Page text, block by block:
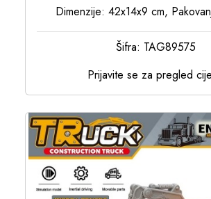
Dimenzije: 42x14x9 cm,
Šifra: TAG89575
Prijavite se za pregled